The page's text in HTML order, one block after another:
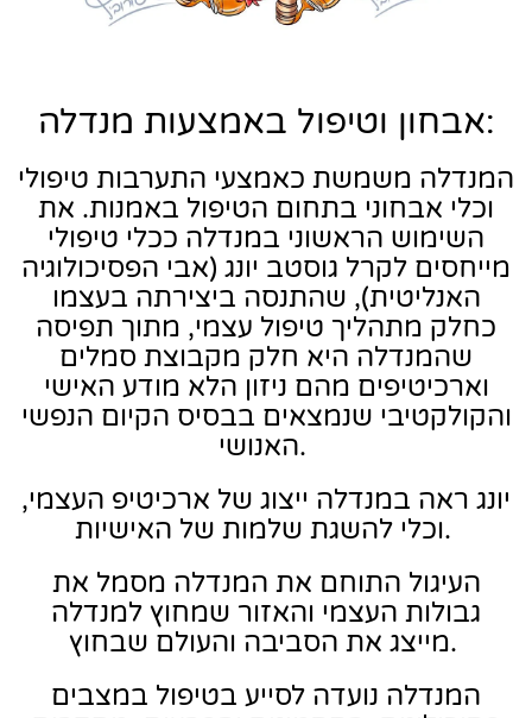
אבחון וטיפול באמצעות מנדלה:
המנדלה משמשת כאמצעי התערבות טיפולי
וכלי אבחוני בתחום הטיפול באמנות. את
השימוש הראשוני במנדלה ככלי טיפולי
מייחסים לקרל גוסטב יונג (אבי הפסיכולוגיה
האנליטית), שהתנסה ביצירתה בעצמו
כחלק מתהליך טיפול עצמי, מתוך תפיסה
שהמנדלה היא חלק מקבוצת סמלים
וארכיטיפים מהם ניזון הלא מודע האישי
והקולקטיבי שנמצאים בבסיס הקיום הנפשי
האנושי.
יונג ראה במנדלה ייצוג של ארכיטיפ העצמי,
וכלי להשגת שלמות של האישיות.
העיגול התוחם את המנדלה מסמל את
גבולות העצמי והאזור שמחוץ למנדלה
מייצג את הסביבה והעולם שבחוץ.
המנדלה נועדה לסייע בטיפול במצבים